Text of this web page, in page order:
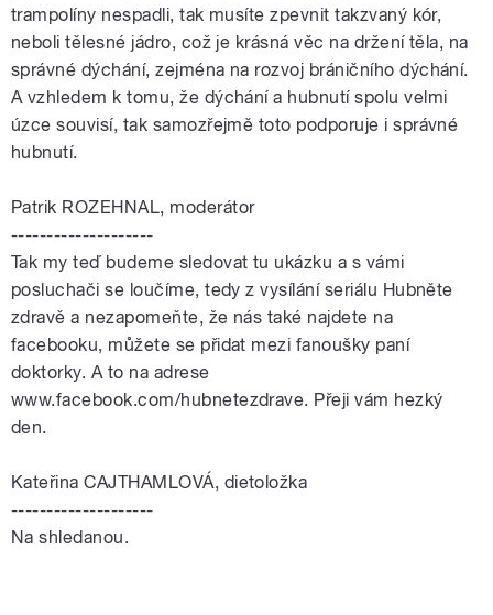
trampolíny nespadli, tak musíte zpevnit takzvaný kór,
neboli tělesné jádro, což je krásná věc na držení těla, na
správné dýchání, zejména na rozvoj bráničního dýchání.
A vzhledem k tomu, že dýchání a hubnutí spolu velmi
úzce souvisí, tak samozřejmě toto podporuje i správné
hubnutí.
Patrik ROZEHNAL, moderátor
--------------------
Tak my teď budeme sledovat tu ukázku a s vámi
posluchači se loučíme, tedy z vysílání seriálu Hubněte
zdravě a nezapomeňte, že nás také najdete na
facebooku, můžete se přidat mezi fanoušky paní
doktorky. A to na adrese
www.facebook.com/hubnetezdrave. Přeji vám hezký
den.
Kateřina CAJTHAMLOVÁ, dietoložka
--------------------
Na shledanou.